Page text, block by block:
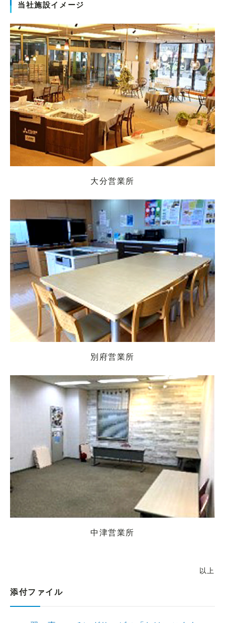
当社施設イメージ
大分営業所
別府営業所
中津営業所
以上
添付ファイル